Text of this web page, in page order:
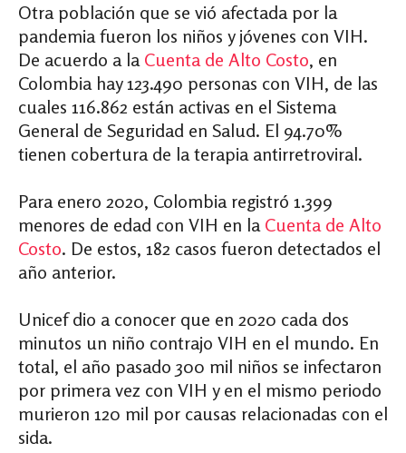
Otra población que se vió afectada por la
pandemia fueron los niños y jóvenes con VIH.
De acuerdo a la Cuenta de Alto Costo, en
Colombia hay 123.490 personas con VIH, de las
cuales 116.862 están activas en el Sistema
General de Seguridad en Salud. El 94.70%
tienen cobertura de la terapia antirretroviral.
Para enero 2020, Colombia registró 1.399
menores de edad con VIH en la Cuenta de Alto
Costo. De estos, 182 casos fueron detectados el
año anterior.
Unicef dio a conocer que en 2020 cada dos
minutos un niño contrajo VIH en el mundo. En
total, el año pasado 300 mil niños se infectaron
por primera vez con VIH y en el mismo periodo
murieron 120 mil por causas relacionadas con el
sida.